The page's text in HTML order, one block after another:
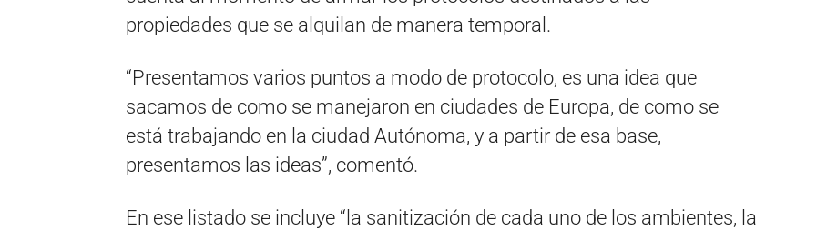
propiedades que se alquilan de manera temporal.
“Presentamos varios puntos a modo de protocolo, es una idea que
sacamos de como se manejaron en ciudades de Europa, de como se
está trabajando en la ciudad Autónoma, y a partir de esa base,
presentamos las ideas”, comentó.
En ese listado se incluye “la sanitización de cada uno de los ambientes, la